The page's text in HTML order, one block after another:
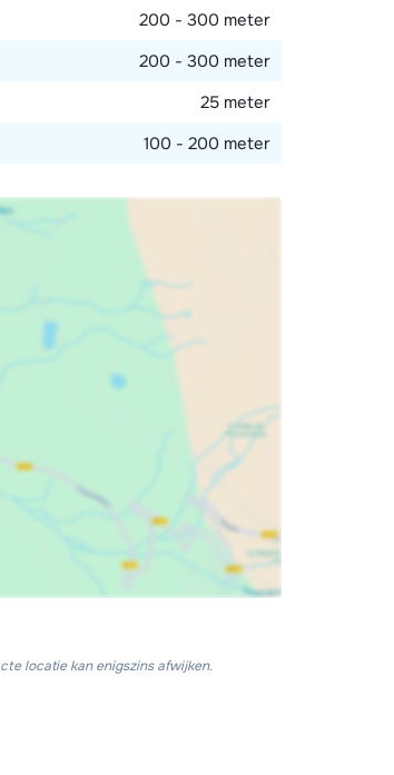
200 - 300 meter
200 - 300 meter
25 meter
100 - 200 meter
locatie kan enigszins afwijken.